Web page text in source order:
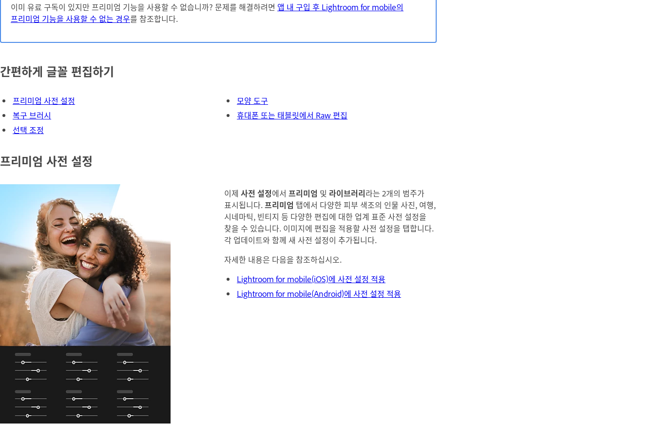
이미 유료 구독이 있지만 프리미엄 기능을 사용할 수 없습니까? 문제를 해결하려면 앱 내 구입 후 Lightroom for mobile의
프리미엄 기능을 사용할 수 없는 경우를 참조합니다.
간편하게 글꼴 편집하기
프리미엄 사전 설정
복구 브러시
선택 조정
모양 도구
휴대폰 또는 태블릿에서 Raw 편집
프리미엄 사전 설정
이제 사전 설정에서 프리미엄 및 라이브러리라는 2개의 범주가
표시됩니다.프리미엄 탭에서 다양한 피부 색조의 인물 사진, 여행,
시네마틱, 빈티지 등 다양한 편집에 대한 업계 표준 사전 설정을
찾을 수 있습니다. 이미지에 편집을 적용할 사전 설정을 탭합니다.
각 업데이트와 함께 새 사전 설정이 추가됩니다.
자세한 내용은 다음을 참조하십시오.
Lightroom for mobile(iOS)에 사전 설정 적용
Lightroom for mobile(Android)에 사전 설정 적용